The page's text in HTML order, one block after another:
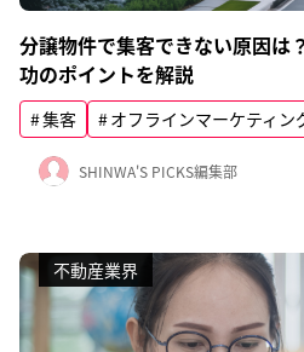
分譲物件で集客できない原因は
功のポイントを解説
集客 オフラインマーケティン
SHINWA'S PICKS編集部
不動産業界